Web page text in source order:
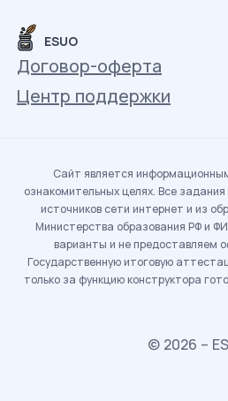
ESUO
Договор-оферта
Центр поддержки
Сайт является
ознакомительных целях. Все
источников сети интернет и из
Министерства образования РФ и
варианты и не предоставляем
Государственную итоговую
только за функцию конструктора
© 2026 –